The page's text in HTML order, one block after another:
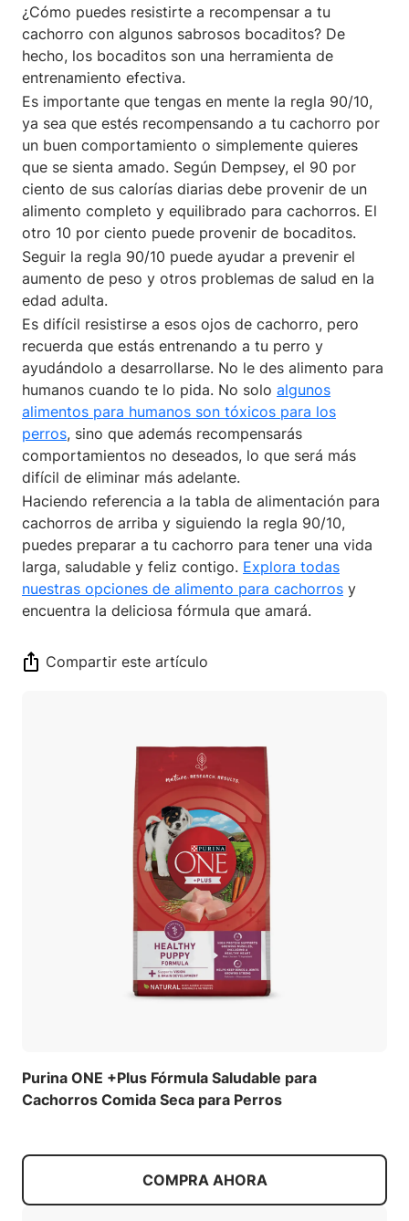
¿Cómo puedes resistirte a recompensar a tu
cachorro con algunos sabrosos bocaditos? De
hecho, los bocaditos son una herramienta de
entrenamiento efectiva.
Es importante que tengas en mente la regla 90/10,
ya sea que estés recompensando a tu cachorro por
un buen comportamiento o simplemente quieres
que se sienta amado. Según Dempsey, el 90 por
ciento de sus calorías diarias debe provenir de un
alimento completo y equilibrado para cachorros. El
otro 10 por ciento puede provenir de bocaditos.
Seguir la regla 90/10 puede ayudar a prevenir el
aumento de peso y otros problemas de salud en la
edad adulta.
Es difícil resistirse a esos ojos de cachorro, pero
recuerda que estás entrenando a tu perro y
ayudándolo a desarrollarse. No le des alimento para
humanos cuando te lo pida. No solo algunos
alimentos para humanos son tóxicos para los
perros, sino que además recompensarás
comportamientos no deseados, lo que será más
difícil de eliminar más adelante.
Haciendo referencia a la tabla de alimentación para
cachorros de arriba y siguiendo la regla 90/10,
puedes preparar a tu cachorro para tener una vida
larga, saludable y feliz contigo. Explora todas
nuestras opciones de alimento para cachorros y
encuentra la deliciosa fórmula que amará.
Compartir este artículo
Purina ONE +Plus Fórmula Saludable para
Cachorros Comida Seca para Perros
COMPRA AHORA